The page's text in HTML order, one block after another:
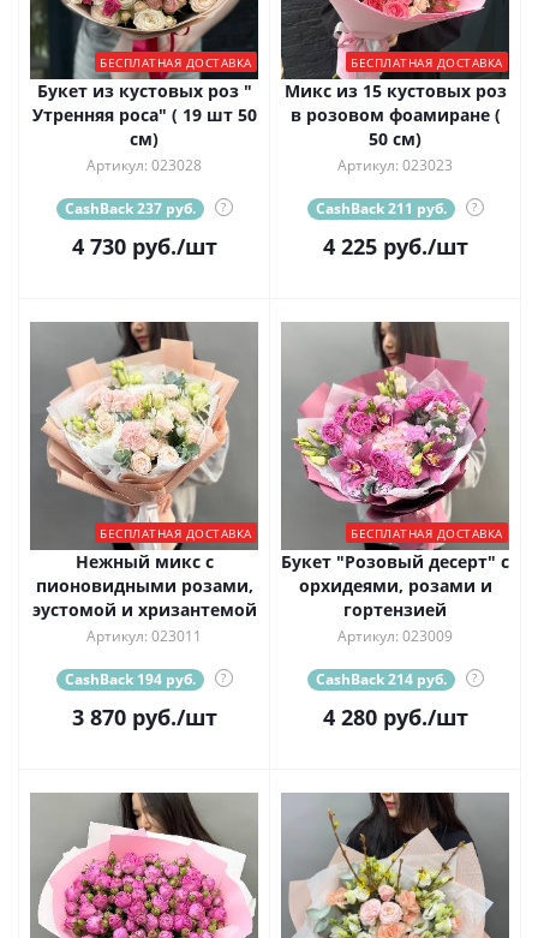
БЕСПЛАТНАЯ ДОСТАВКА
Букет из кустовых роз "
Утренняя роса" ( 19 шт 50
см)
Артикул: 023028
CashBack 237 руб. ?
4 730руб./шт
БЕСПЛАТНАЯ ДОСТАВКА
Микс из 15 кустовых роз
в розовом фоамиране (
50 см)
Артикул: 023023
CashBack 211 руб. ?
4 225руб./шт
БЕСПЛАТНАЯ ДОСТАВКА
Нежный микс с
пионовидными розами,
эустомой и хризантемой
Артикул: 023011
CashBack 194 руб. ?
3 870руб./шт
БЕСПЛАТНАЯ ДОСТАВКА
Букет "Розовый десерт" с
орхидеями, розами и
гортензией
Артикул: 023009
CashBack 214 руб. ?
4 280руб./шт